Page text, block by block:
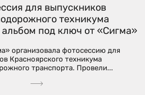
для выпускников
техникума
под ключ от «Сигма»
организовала фотосессию для
Красноярского техникума
транспорта. Провели...